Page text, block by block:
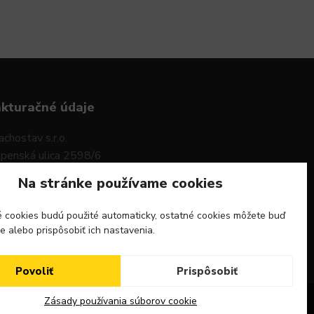
Na stránke používame cookies
cookies budú použité automaticky, ostatné cookies môžete buď
alebo prispôsobiť ich nastavenia.
Povoliť Prispôsobiť
Zásady používania súborov cookie
údaje
s.r.o.
ulica 2598/6
47592559
SK15964826683
Vytvorila spoločnosťWEBHELP.sk